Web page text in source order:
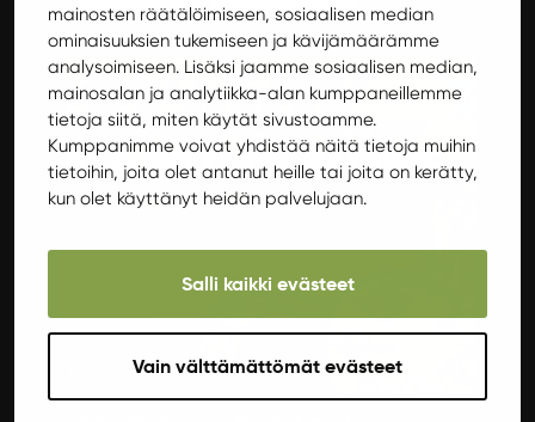
mainosten räätälöimiseen, sosiaalisen median
ominaisuuksien tukemiseen ja kävijämäärämme
analysoimiseen. Lisäksi jaamme sosiaalisen median,
mainosalan ja analytiikka-alan kumppaneillemme
tietoja siitä, miten käytät sivustoamme.
Kumppanimme voivat yhdistää näitä tietoja muihin
tietoihin, joita olet antanut heille tai joita on kerätty,
kun olet käyttänyt heidän palvelujaan.
Salli kaikki evästeet
Vain välttämättömät evästeet
Keikat
Lauantai 13.5.2023 11:00